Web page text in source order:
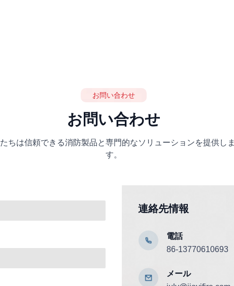
お問い合わせ
ちは信頼できる消防製品と専門的なソリューションを提供しま
す。
連絡先情報
電話
86-13770610693
メール
お問い合わせ